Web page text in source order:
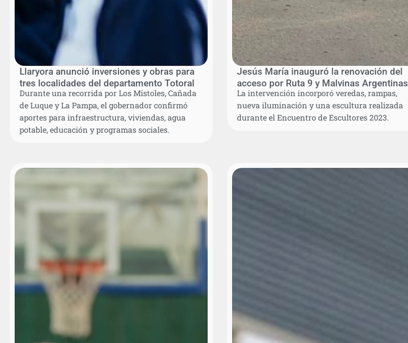
Llaryora anunció inversiones y obras para
tres localidades del departamento Totoral
Durante una recorrida por Los Mistoles, Cañada
de Luque y La Pampa, el gobernador confirmó
aportes para infraestructura, viviendas, agua
potable, educación y programas sociales.
Jesús María inauguró la renovación del
acceso por Ruta 9 y Malvinas Argentinas
La intervención incorporó veredas, rampas,
nueva iluminación y una escultura realizada
durante el Encuentro de Escultores 2023.